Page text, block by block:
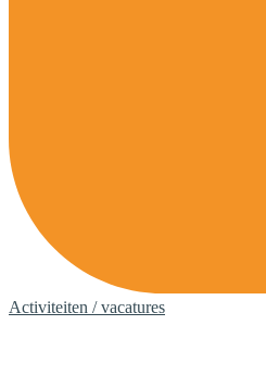
Activiteiten / vacatures